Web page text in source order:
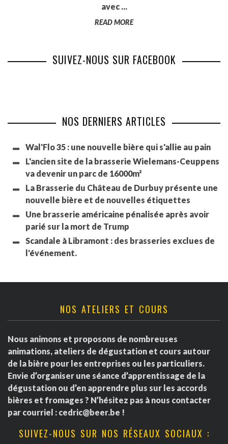
avec ...
READ MORE
SUIVEZ-NOUS SUR FACEBOOK
NOS DERNIERS ARTICLES
Wal'Flo 35 : une nouvelle bière qui s'allie au pain
L'ancien site de la brasserie Wielemans-Ceuppens
va devenir un parc de 16000m²
La Brasserie du Château de Durbuy présente une
nouvelle bière et de nouvelles étiquettes
Une brasserie américaine pénalisée après avoir
parié sur la mort de Trump
Scandale à Libramont : des brasseries exclues de
l'événement.
NOS ATELIERS ET COURS
Nous animons et proposons de nombreuses
animations, ateliers de dégustation et cours autour
de la bière pour les entreprises ou les particuliers.
Envie d’organiser une séance d’apprentissage de la
dégustation ou d’en apprendre plus sur les accords
bières et fromages ? N’hésitez pas à nous contacter
par courriel : cedric@beer.be !
SUIVEZ-NOUS SUR NOS RÉSEAUX SOCIAUX :